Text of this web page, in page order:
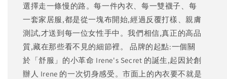
選擇走一條慢的路。每一件內衣、每一雙襪子、每
一套家居服,都是從一塊布開始,經過反覆打樣、親膚
測試,才送到每一位女性手中。我們相信,真正的高品
質,藏在那些看不見的細節裡。 品牌的起點:一個關
於「舒服」的小革命 Irene's Secret 的誕生,起因於創
辦人 Irene 的一次切身感受。市面上的內衣要不就是